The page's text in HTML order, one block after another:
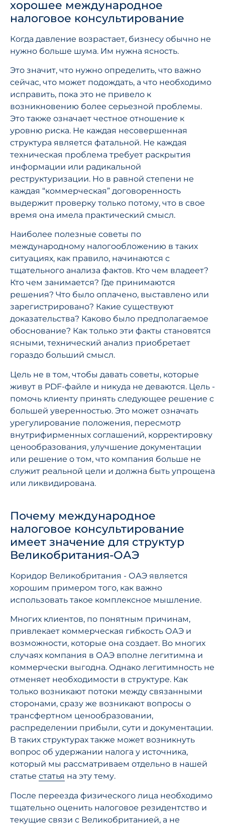
хорошее международное
налоговое консультирование
Когда давление возрастает, бизнесу обычно не
нужно больше шума. Им нужна ясность.
Это значит, что нужно определить, что важно
сейчас, что может подождать, а что необходимо
исправить, пока это не привело к
возникновению более серьезной проблемы.
Это также означает честное отношение к
уровню риска. Не каждая несовершенная
структура является фатальной. Не каждая
техническая проблема требует раскрытия
информации или радикальной
реструктуризации. Но в равной степени не
каждая “коммерческая” договоренность
выдержит проверку только потому, что в свое
время она имела практический смысл.
Наиболее полезные советы по
международному налогообложению в таких
ситуациях, как правило, начинаются с
тщательного анализа фактов. Кто чем владеет?
Кто чем занимается? Где принимаются
решения? Что было оплачено, выставлено или
зарегистрировано? Какие существуют
доказательства? Каково было предполагаемое
обоснование? Как только эти факты становятся
ясными, технический анализ приобретает
гораздо больший смысл.
Цель не в том, чтобы давать советы, которые
живут в PDF-файле и никуда не деваются. Цель -
помочь клиенту принять следующее решение с
большей уверенностью. Это может означать
урегулирование положения, пересмотр
внутрифирменных соглашений, корректировку
ценообразования, улучшение документации
или решение о том, что компания больше не
служит реальной цели и должна быть упрощена
или ликвидирована.
Почему международное
налоговое консультирование
имеет значение для структур
Великобритания-ОАЭ
Коридор Великобритания - ОАЭ является
хорошим примером того, как важно
использовать такое комплексное мышление.
Многих клиентов, по понятным причинам,
привлекает коммерческая гибкость ОАЭ и
возможности, которые она создает. Во многих
случаях компания в ОАЭ вполне легитимна и
коммерчески выгодна. Однако легитимность не
отменяет необходимости в структуре. Как
только возникают потоки между связанными
сторонами, сразу же возникают вопросы о
трансфертном ценообразовании,
распределении прибыли, сути и документации.
В таких структурах также может возникнуть
вопрос об удержании налога у источника,
который мы рассматриваем отдельно в нашей
статье статья на эту тему.
После переезда физического лица необходимо
тщательно оценить налоговое резидентство и
текущие связи с Великобританией, а не